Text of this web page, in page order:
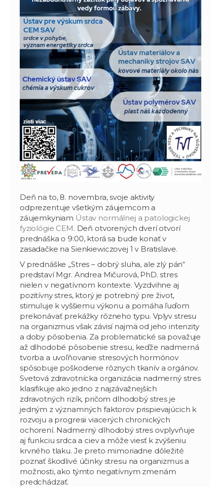
Deň na to, 8. novembra, svoje aktivity
odprezentuje všetkým záujemcom a
záujemkyniam Ústav normálnej a patologickej
fyziológie CEM. Deň otvorených dverí otvorí
prednáška o 9:00, ktorá sa bude konať v
zasadačke na Sienkiewiczovej 1 v Bratislave.
V prednáške „Stres – dobrý sluha, ale zlý pán“
predstaví Mgr. Andrea Mičurová, PhD. stres
nielen v negatívnom kontexte. Vyzdvihne aj
pozitívny stres, ktorý je potrebný pre život,
stimuluje k vyššiemu výkonu a pomáha ľuďom
prekonávať prekážky rôzneho typu. Vplyv stresu
na organizmus však závisí najmä od jeho intenzity
a doby pôsobenia. Za problematické sa považuje
až dlhodobé pôsobenie stresu, keďže nadmerná
tvorba a uvoľňovanie stresových hormónov
spôsobuje poškodenie rôznych tkanív a orgánov.
Svetová zdravotnícka organizácia nadmerný stres
klasifikuje ako jedno z najzávažnejších
zdravotných rizík, pričom dlhodobý stres je
jedným z významných faktorov prispievajúcich k
rozvoju a progresii viacerých chronických
ochorení. Nadmerný dlhodobý stres ovplyvňuje
aj funkciu srdca a ciev a môže viesť k zvýšeniu
krvného tlaku. Je preto mimoriadne dôležité
poznať škodlivé účinky stresu na organizmus a
možnosti, ako týmto negatívnym zmenám
predchádzať.